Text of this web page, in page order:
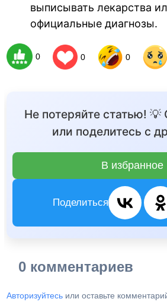
выписывать лекарства
официальные диагнозы.
0 0 0
Не потеряйте статью! 💡
или поделитесь с
В избранное
Поделиться
0 комментариев
Авторизуйтесь или оставьте